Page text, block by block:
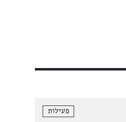
פעילות